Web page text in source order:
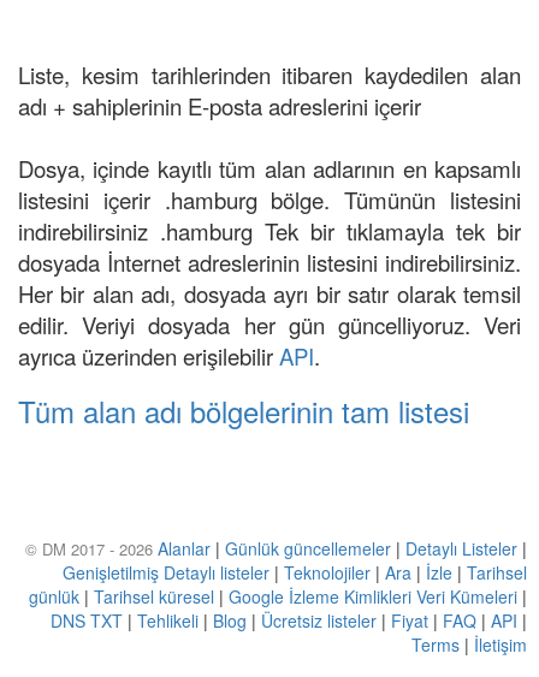
Liste, kesim tarihlerinden itibaren kaydedilen alan
adı + sahiplerinin E-posta adreslerini içerir
Dosya, içinde kayıtlı tüm alan adlarının en kapsamlı
listesini içerir .hamburg bölge. Tümünün listesini
indirebilirsiniz .hamburg Tek bir tıklamayla tek bir
dosyada İnternet adreslerinin listesini indirebilirsiniz.
Her bir alan adı, dosyada ayrı bir satır olarak temsil
edilir. Veriyi dosyada her gün güncelliyoruz. Veri
ayrıca üzerinden erişilebilirAPI.
Tüm alan adı bölgelerinin tam listesi
© DM 2017 - 2026 Alanlar | Günlük güncellemeler | Detaylı Listeler |
Genişletilmiş Detaylı listeler | Teknolojiler | Ara | İzle | Tarihsel
günlük | Tarihsel küresel | Google İzleme Kimlikleri Veri Kümeleri |
DNS TXT | Tehlikeli | Blog | Ücretsiz listeler | Fiyat | FAQ | API |
Terms | İletişim